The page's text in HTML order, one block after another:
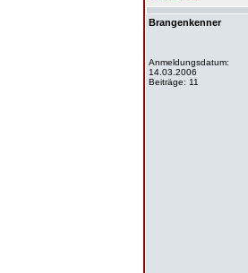
Brangenkenner
Anmeldungsdatum:
14.03.2006
Beiträge: 11